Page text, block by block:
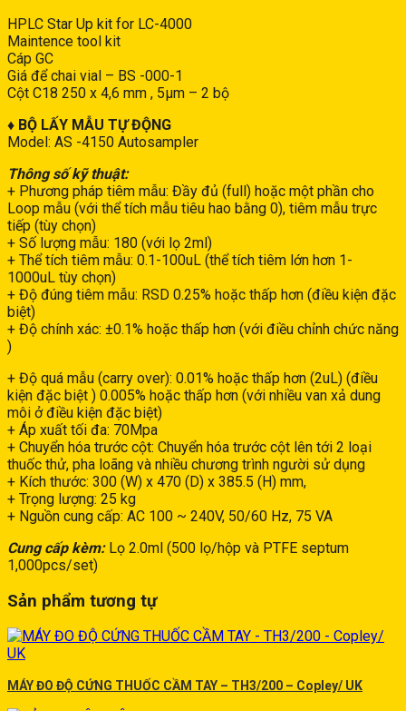
HPLC Star Up kit for LC-4000
Maintence tool kit
Cáp GC
Giá để chai vial – BS -000-1
Cột C18 250 x 4,6 mm , 5µm – 2 bộ
♦ BỘ LẤY MẪU TỰ ĐỘNG
Model: AS -4150 Autosampler
Thông số kỹ thuật:
+ Phương pháp tiêm mẫu: Đầy đủ (full) hoặc một phần cho
Loop mẫu (với thể tích mẫu tiêu hao bằng 0), tiêm mẫu trực
tiếp (tùy chọn)
+ Số lượng mẫu: 180 (với lọ 2ml)
+ Thể tích tiêm mẫu: 0.1-100uL (thể tích tiêm lớn hơn 1-
1000uL tùy chọn)
+ Độ đúng tiêm mẫu: RSD 0.25% hoặc thấp hơn (điều kiện đặc
biệt)
+ Độ chính xác: ±0.1% hoặc thấp hơn (với điều chỉnh chức năng
)
+ Độ quá mẫu (carry over): 0.01% hoặc thấp hơn (2uL) (điều
kiện đặc biệt ) 0.005% hoặc thấp hơn (với nhiều van xả dung
môi ở điều kiện đặc biệt)
+ Áp xuất tối đa: 70Mpa
+ Chuyển hóa trước cột: Chuyển hóa trước cột lên tới 2 loại
thuốc thử, pha loãng và nhiều chương trình người sử dụng
+ Kích thước: 300 (W) x 470 (D) x 385.5 (H) mm,
+ Trọng lượng: 25 kg
+ Nguồn cung cấp: AC 100 ~ 240V, 50/60 Hz, 75 VA
Cung cấp kèm:Lọ 2.0ml (500 lọ/hộp và PTFE septum
1,000pcs/set)
Sản phẩm tương tự
MÁY ĐO ĐỘ CỨNG THUỐC CẦM TAY – TH3/200 – Copley/ UK